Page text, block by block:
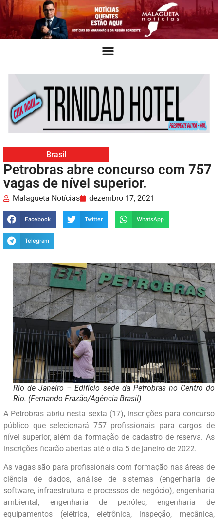
Brasil
Petrobras abre concurso com 757
vagas de nível superior.
Malagueta Notícias dezembro 17, 2021
Facebook Twitter WhatsApp
Telegram
Rio de Janeiro – Edifício sede da Petrobras no Centro do
Rio. (Fernando Frazão/Agência Brasil)
A Petrobras abriu nesta sexta (17), inscrições para concurso
público que selecionará 757 profissionais para cargos de
nível superior, além da formação de cadastro de reserva. As
inscrições ficarão abertas até o dia 5 de janeiro de 2022.
As vagas são para profissionais com formação nas áreas de
ciência de dados, análise de sistemas (engenharia de
software, infraestrutura e processos de negócio), engenharia
ambiental, engenharia de petróleo, engenharia de
equipamentos (elétrica, eletrônica, inspeção, mecânica,